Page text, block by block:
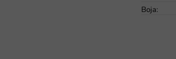
Boja: